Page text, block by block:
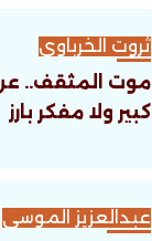
ثروت الخرباوى
موت المثقف..
كبير ولا مفكر بارز
عبدالعزيز الموسى